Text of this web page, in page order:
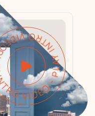
- PLAY INTRO VIDEO -